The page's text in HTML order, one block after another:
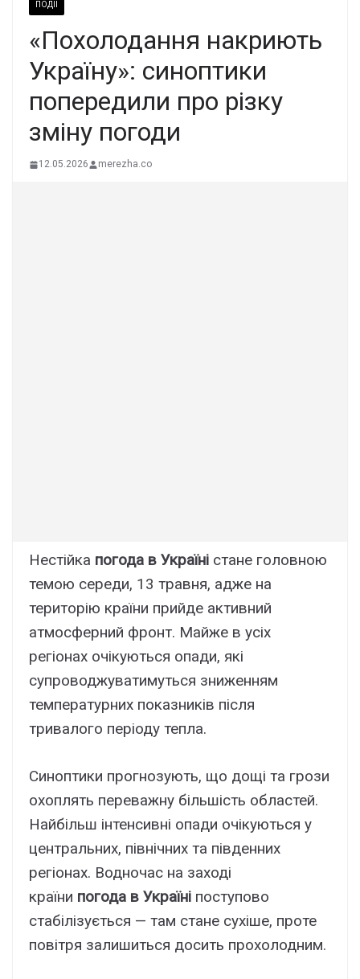
ПОДІЇ
«Похолодання накриють
Україну»: синоптики
попередили про різку
зміну погоди
12.05.2026 merezha.co
Нестійка погода в Україні стане головною
темою середи, 13 травня, адже на
територію країни прийде активний
атмосферний фронт. Майже в усіх
регіонах очікуються опади, які
супроводжуватимуться зниженням
температурних показників після
тривалого періоду тепла.
Синоптики прогнозують, що дощі та грози
охоплять переважну більшість областей.
Найбільш інтенсивні опади очікуються у
центральних, північних та південних
регіонах. Водночас на заході
країни погода в Україні поступово
стабілізується — там стане сухіше, проте
повітря залишиться досить прохолодним.